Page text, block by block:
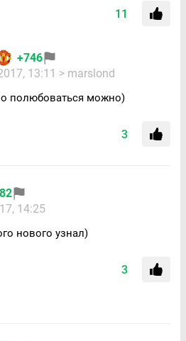
11
+746
13:11 > marslond
полюбоваться можно)
3
14:25
нового узнал)
3